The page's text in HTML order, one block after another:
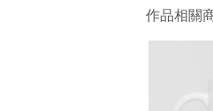
作品相關